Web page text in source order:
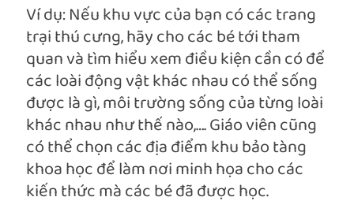
Ví dụ: Nếu khu vực của bạn có các trang
trại thú cưng, hãy cho các bé tới tham
quan và tìm hiểu xem điều kiện cần có để
các loài động vật khác nhau có thể sống
được là gì, môi trường sống của từng loài
khác nhau như thế nào,…. Giáo viên cũng
có thể chọn các địa điểm khu bảo tàng
khoa học để làm nơi minh họa cho các
kiến thức mà các bé đã được học.